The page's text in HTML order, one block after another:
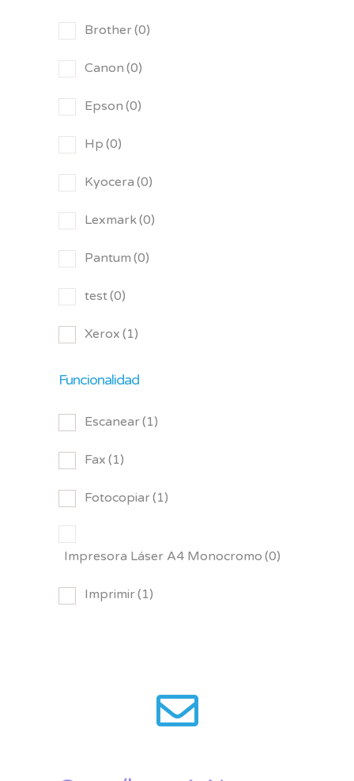
Brother(0)
Canon (0)
Epson (0)
Hp (0)
Kyocera (0)
Lexmark(0)
Pantum (0)
test(0)
Xerox (1)
Funcionalidad
Escanear(1)
Fax (1)
Fotocopiar(1)
Impresora Láser A4 Monocromo (0)
Imprimir(1)